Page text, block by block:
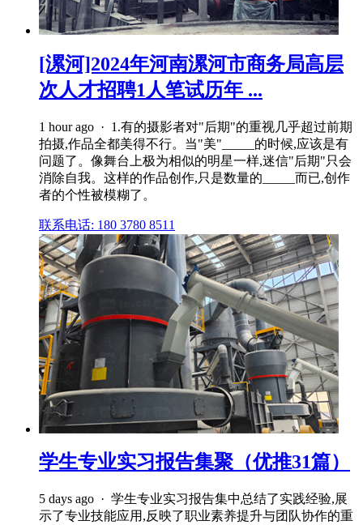
[漯河]2024年河南漯河市商务局高层
次人才招聘1人笔试历年 ...
1 hour ago · 1.有的摄影者对"后期"的重视几乎超过前期
拍摄,作品全都美得不行。当"美"_____的时候,应该是有
问题了。像舞台上极为相似的明星一样,迷信"后期"只会
消除自我。这样的作品创作,只是数量的_____而已,创作
者的个性被模糊了。
联系电话: 180 3780 8511
学生专业实习报告集聚（优推31篇）
5 days ago · 学生专业实习报告集中总结了实践经验,展
示了专业技能应用,反映了职业素养提升与团队协作的重